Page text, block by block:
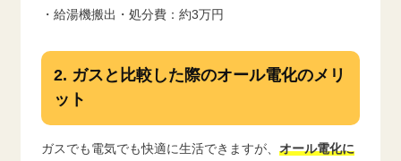
・給湯機搬出・処分費：約3万円
2. ガスと比較した際のオール電化のメリ
ット
ガスでも電気でも快適に生活できますが、 オール電化に